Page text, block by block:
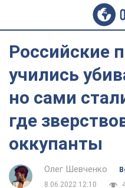
Российские
учились
но сами
где
оккупанты
Олег Шевченко
8.06.2022 12:10